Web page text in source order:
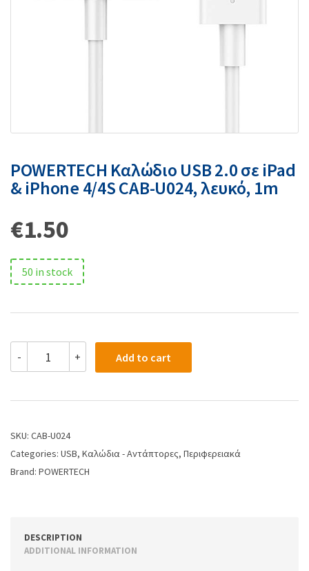
POWERTECH Καλώδιο USB 2.0 σε iPad
& iPhone 4/4S CAB-U024, λευκό, 1m
€1.50
50 in stock
- + Add to cart
SKU: CAB-U024
Categories: USB, Καλώδια - Αντάπτορες, Περιφερειακά
Brand: POWERTECH
DESCRIPTION
ADDITIONAL INFORMATION